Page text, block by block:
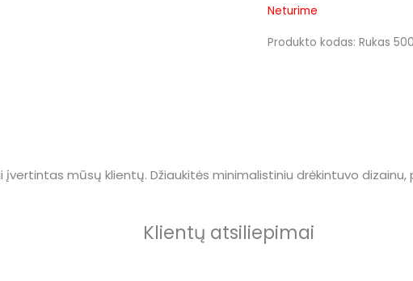
Neturime
Produkto kodas: Rukas
mūsų klientų. Džiaukitės minimalistiniu drėkintuvo dizainu,
Klientų atsiliepimai